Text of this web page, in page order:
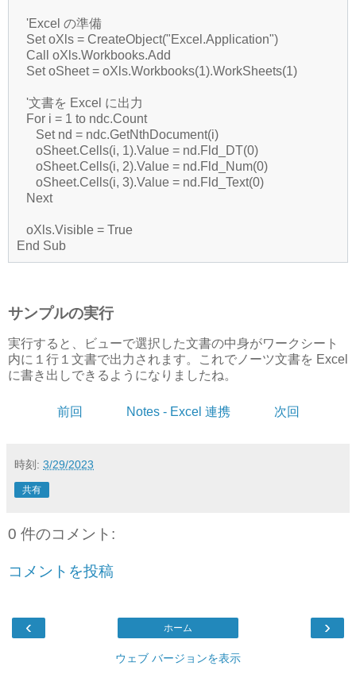
'Excel の準備
Set oXls = CreateObject("Excel.Application")
Call oXls.Workbooks.Add
Set oSheet = oXls.Workbooks(1).WorkSheets(1)
'文書を Excel に出力
For i = 1 to ndc.Count
Set nd = ndc.GetNthDocument(i)
oSheet.Cells(i, 1).Value = nd.Fld_DT(0)
oSheet.Cells(i, 2).Value = nd.Fld_Num(0)
oSheet.Cells(i, 3).Value = nd.Fld_Text(0)
Next
oXls.Visible = True
End Sub
サンプルの実行
実行すると、ビューで選択した文書の中身がワークシート
内に１行１文書で出力されます。これでノーツ文書を Excel
に書き出しできるようになりましたね。
前回 Notes - Excel 連携 次回
時刻: 3/29/2023
共有
0 件のコメント:
コメントを投稿
‹ ›
ホーム
ウェブ バージョンを表示